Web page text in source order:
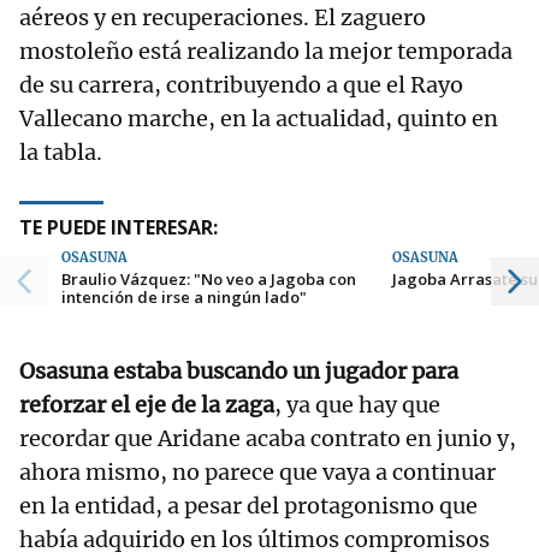
aéreos y en recuperaciones. El zaguero
mostoleño está realizando la mejor temporada
de su carrera, contribuyendo a que el Rayo
Vallecano marche, en la actualidad, quinto en
la tabla.
TE PUEDE INTERESAR:
OSASUNA
Braulio Vázquez: "No veo a Jagoba con
intención de irse a ningún lado"
OSASUNA
Jagoba Arrasate
Osasuna estaba buscando un jugador para
reforzar el eje de la zaga, ya que hay que
recordar que Aridane acaba contrato en junio y,
ahora mismo, no parece que vaya a continuar
en la entidad, a pesar del protagonismo que
había adquirido en los últimos compromisos